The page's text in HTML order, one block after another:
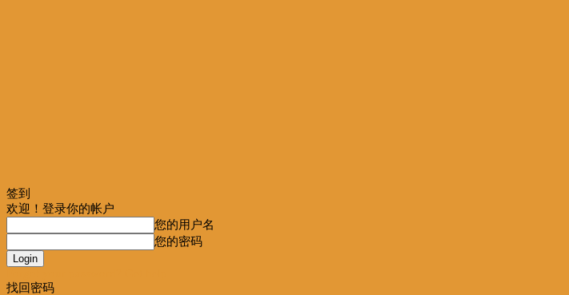
签到
欢迎！登录你的帐户
您的用户名
您的密码
找回密码